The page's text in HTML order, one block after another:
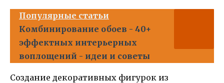
Популярные статьи
Комбинирование обоев - 40+
эффектных интерьерных
воплощений - идеи и советы
Создание декоративных фигурок из